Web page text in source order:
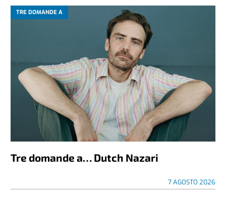
TRE DOMANDE A
Tre domande a… Dutch Nazari
7 AGOSTO 2026